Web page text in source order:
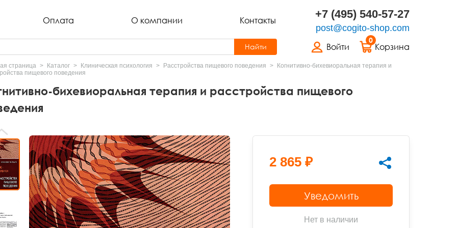
Оплата О компании Контакты +7 (495) 540-57-27
post@cogito-shop.com
Войти
0
Корзина
Найти
страница Каталог Клиническая психология Расстройства пищевого поведения
Когнитивно-бихевиоральная терапия и
пищевого поведения
бихевиоральная терапия и расстройства пищевого
2 865 ₽
Уведомить
Нет в наличии